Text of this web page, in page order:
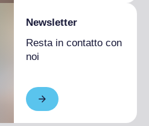
Newsletter
Resta in contatto con
noi